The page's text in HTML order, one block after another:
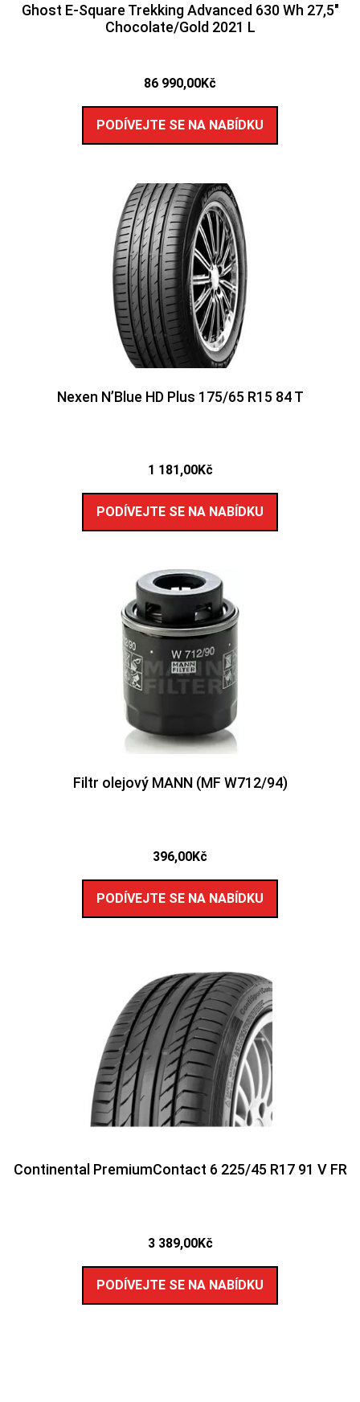
Ghost E-Square Trekking Advanced 630 Wh 27,5″
Chocolate/Gold 2021 L
86 990,00Kč
PODÍVEJTE SE NA NABÍDKU
Nexen N’Blue HD Plus 175/65 R15 84 T
1 181,00Kč
PODÍVEJTE SE NA NABÍDKU
Filtr olejový MANN (MF W712/94)
396,00Kč
PODÍVEJTE SE NA NABÍDKU
Continental PremiumContact 6 225/45 R17 91 V FR
3 389,00Kč
PODÍVEJTE SE NA NABÍDKU